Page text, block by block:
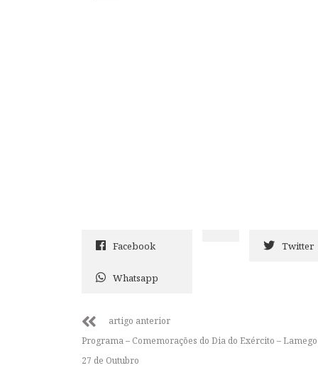
Facebook Twitter
Whatsapp
artigo anterior
Programa – Comemorações do Dia do Exército – Lamego
27 de Outubro